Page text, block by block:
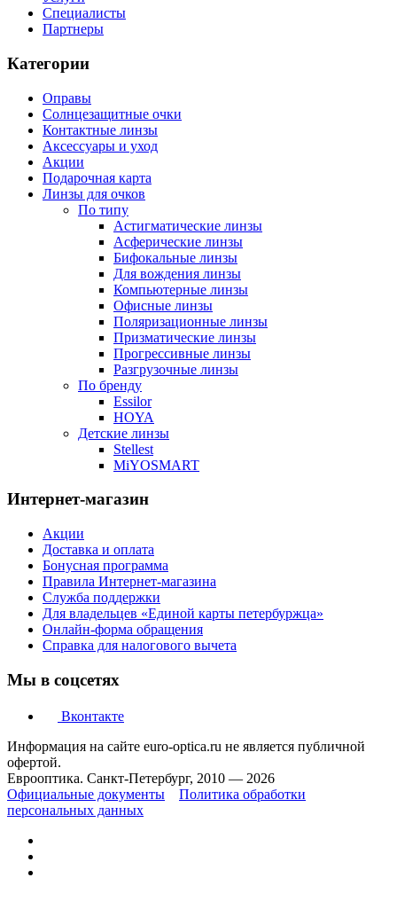
Специалисты
Партнеры
Категории
Оправы
Солнцезащитные очки
Контактные линзы
Аксессуары и уход
Акции
Подарочная карта
Линзы для очков
По типу
Астигматические линзы
Асферические линзы
Бифокальные линзы
Для вождения линзы
Компьютерные линзы
Офисные линзы
Поляризационные линзы
Призматические линзы
Прогрессивные линзы
Разгрузочные линзы
По бренду
Essilor
HOYA
Детские линзы
Stellest
MiYOSMART
Интернет-магазин
Акции
Доставка и оплата
Бонусная программа
Правила Интернет-магазина
Служба поддержки
Для владельцев «Единой карты петербуржца»
Онлайн-форма обращения
Справка для налогового вычета
Мы в соцсетях
Вконтакте
Информация на сайте euro-optica.ru не является публичной
офертой.
Еврооптика. Санкт-Петербург, 2010 — 2026
Официальные документы
Политика обработки
персональных данных